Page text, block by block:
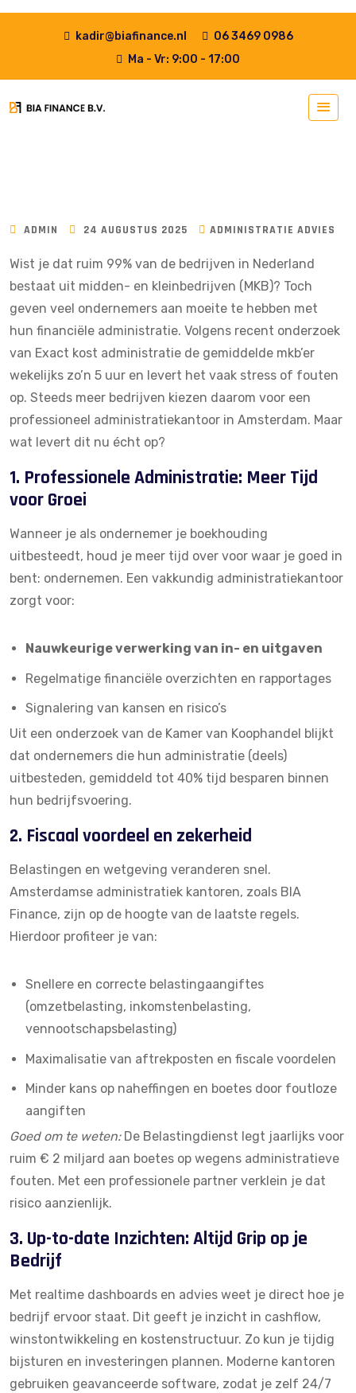
kadir@biafinance.nl
06 3469 0986
Ma - Vr: 9:00 - 17:00
ADMIN 24 AUGUSTUS 2025 ADMINISTRATIE ADVIES
Wist je dat ruim 99% van de bedrijven in Nederland
bestaat uit midden- en kleinbedrijven (MKB)? Toch
geven veel ondernemers aan moeite te hebben met
hun financiële administratie. Volgens recent onderzoek
van Exact kost administratie de gemiddelde mkb’er
wekelijks zo’n 5 uur en levert het vaak stress of fouten
op. Steeds meer bedrijven kiezen daarom voor een
professioneel administratiekantoor in Amsterdam. Maar
wat levert dit nu écht op?
1. Professionele Administratie: Meer Tijd
voor Groei
Wanneer je als ondernemer je boekhouding
uitbesteedt, houd je meer tijd over voor waar je goed in
bent: ondernemen. Een vakkundig administratiekantoor
zorgt voor:
Nauwkeurige verwerking van in- en uitgaven
Regelmatige financiële overzichten en rapportages
Signalering van kansen en risico’s
Uit een onderzoek van de Kamer van Koophandel blijkt
dat ondernemers die hun administratie (deels)
uitbesteden, gemiddeld tot 40% tijd besparen binnen
hun bedrijfsvoering.
2. Fiscaal voordeel en zekerheid
Belastingen en wetgeving veranderen snel.
Amsterdamse administratiek kantoren, zoals BIA
Finance, zijn op de hoogte van de laatste regels.
Hierdoor profiteer je van:
Snellere en correcte belastingaangiftes
(omzetbelasting, inkomstenbelasting,
vennootschapsbelasting)
Maximalisatie van aftrekposten en fiscale voordelen
Minder kans op naheffingen en boetes door foutloze
aangiften
Goed om te weten:De Belastingdienst legt jaarlijks voor
ruim € 2 miljard aan boetes op wegens administratieve
fouten. Met een professionele partner verklein je dat
risico aanzienlijk.
3. Up-to-date Inzichten: Altijd Grip op je
Bedrijf
Met realtime dashboards en advies weet je direct hoe je
bedrijf ervoor staat. Dit geeft je inzicht in cashflow,
winstontwikkeling en kostenstructuur. Zo kun je tijdig
bijsturen en investeringen plannen. Moderne kantoren
gebruiken geavanceerde software, zodat je zelf 24/7